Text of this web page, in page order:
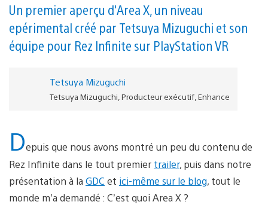
Un premier aperçu d'Area X, un niveau
epérimental créé par Tetsuya Mizuguchi et son
équipe pour Rez Infinite sur PlayStation VR
Tetsuya Mizuguchi
Tetsuya Mizuguchi, Producteur exécutif, Enhance
Depuis que nous avons montré un peu du contenu de
Rez Infinite dans le tout premier trailer, puis dans notre
présentation à la GDC et ici-même sur le blog, tout le
monde m’a demandé : C’est quoi Area X ?